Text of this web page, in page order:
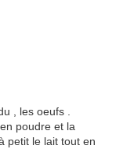
, les oeufs .
poudre et la
petit le lait tout en